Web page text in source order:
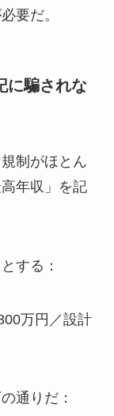
要だ。
に騙されな
制がほとん
年収」を記
する：
万円／設計
通りだ：